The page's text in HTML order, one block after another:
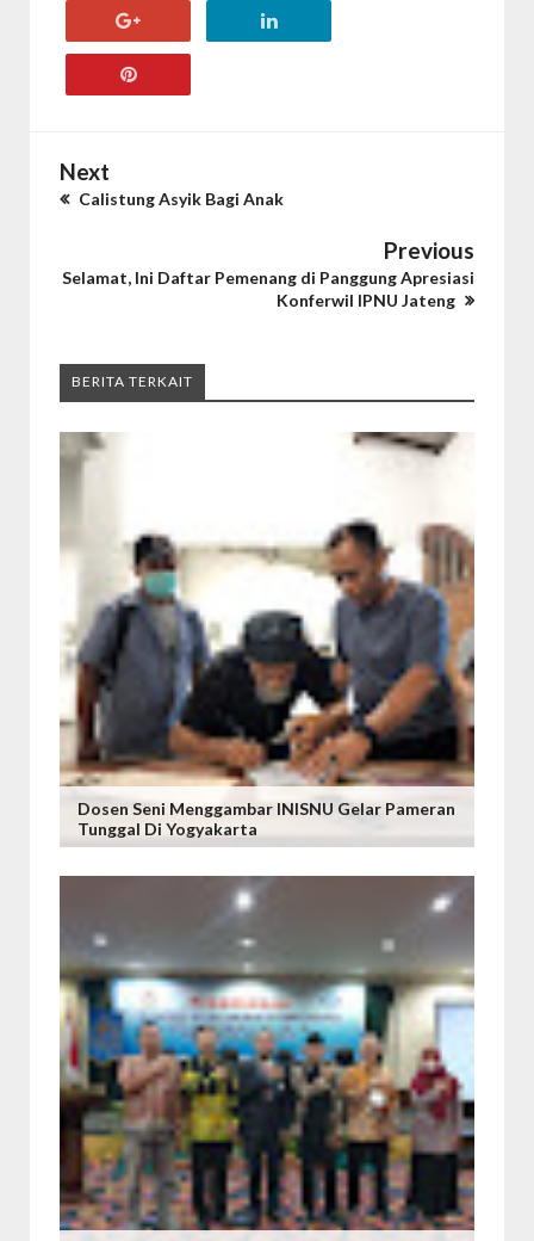
Next
Calistung Asyik Bagi Anak
Previous
Selamat, Ini Daftar Pemenang di Panggung Apresiasi
Konferwil IPNU Jateng
BERITA TERKAIT
Dosen Seni Menggambar INISNU Gelar Pameran
Tunggal Di Yogyakarta